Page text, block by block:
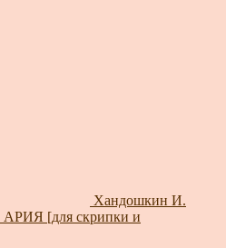
Хандошкин И.
[для скрипки и